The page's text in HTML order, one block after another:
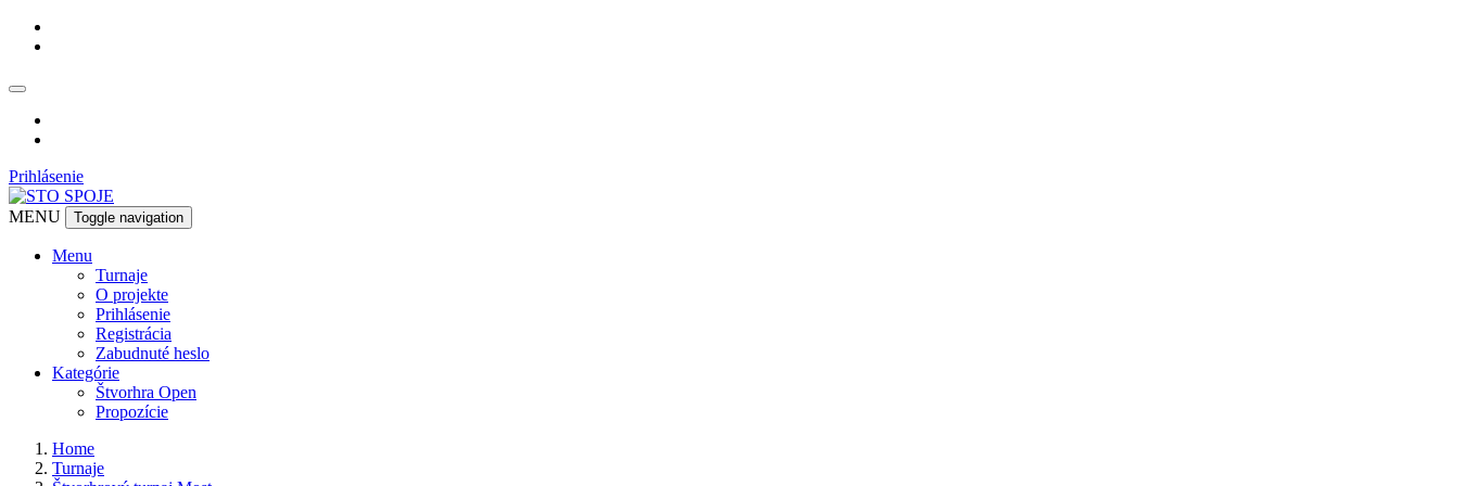
Prihlásenie
MENU Toggle navigation
Menu
Turnaje
O projekte
Prihlásenie
Registrácia
Zabudnuté heslo
Kategórie
Štvorhra Open
Propozície
Home
Turnaje